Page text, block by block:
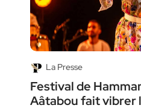
La Presse
Festival de
Aâtabou fait vibrer